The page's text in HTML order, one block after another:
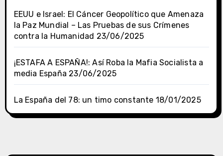
EEUU e Israel: El Cáncer Geopolítico que Amenaza
la Paz Mundial – Las Pruebas de sus Crímenes
contra la Humanidad 23/06/2025
¡ESTAFA A ESPAÑA!: Así Roba la Mafia Socialista a
media España 23/06/2025
La España del 78: un timo constante 18/01/2025